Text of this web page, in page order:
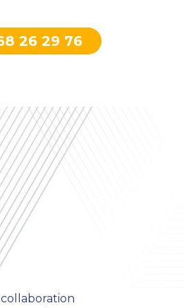
26 29 76
collaboration